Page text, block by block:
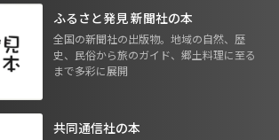
ふるさと発見 新聞社の本
全国の新聞社の出版物。地域の自然、歴
史、民俗から旅のガイド、郷土料理に至る
まで多彩に展開
共同通信社の本